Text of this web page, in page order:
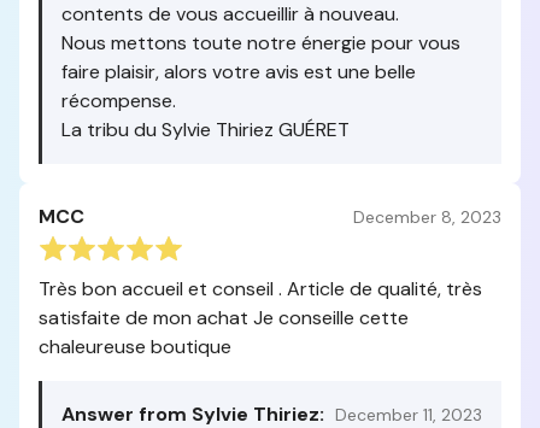
contents de vous accueillir à nouveau.
Nous mettons toute notre énergie pour vous
faire plaisir, alors votre avis est une belle
récompense.
La tribu du Sylvie Thiriez GUÉRET
MCC December 8, 2023
Très bon accueil et conseil . Article de qualité, très
satisfaite de mon achat Je conseille cette
chaleureuse boutique
Answer from Sylvie Thiriez: December 11, 2023